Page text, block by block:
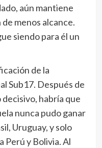
aún mantiene
menos alcance.
siendo para él un
de la
Sub17. Después de
habría que
nunca pudo ganar
Uruguay, y solo
Perú y Bolivia. Al